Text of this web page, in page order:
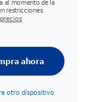
al momento de la
restricciones.
ahora
otro dispositivo